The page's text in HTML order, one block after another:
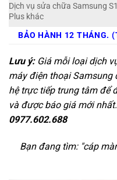
Dịch vụ sửa chữa Samsung
Plus khác
BẢO HÀNH 12 THÁNG.
Lưu ý:Giá mỗi loại dịch
máy điện thoại Samsung
hệ trực tiếp trung tâm để
và được báo giá mới
0977.602.688
Bạn đang tìm: "cáp